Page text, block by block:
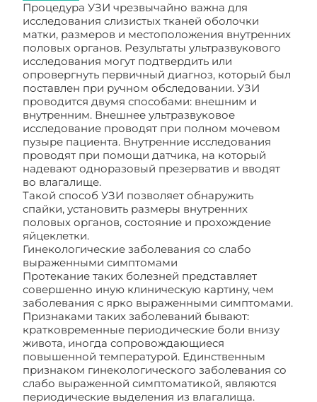
Процедура УЗИ чрезвычайно важна для
исследования слизистых тканей оболочки
матки, размеров и местоположения внутренних
половых органов. Результаты ультразвукового
исследования могут подтвердить или
опровергнуть первичный диагноз, который был
поставлен при ручном обследовании. УЗИ
проводится двумя способами: внешним и
внутренним. Внешнее ультразвуковое
исследование проводят при полном мочевом
пузыре пациента. Внутренние исследования
проводят при помощи датчика, на который
надевают одноразовый презерватив и вводят
во влагалище.
Такой способ УЗИ позволяет обнаружить
спайки, установить размеры внутренних
половых органов, состояние и прохождение
яйцеклетки.
Гинекологические заболевания со слабо
выраженными симптомами
Протекание таких болезней представляет
совершенно иную клиническую картину, чем
заболевания с ярко выраженными симптомами.
Признаками таких заболеваний бывают:
кратковременные периодические боли внизу
живота, иногда сопровождающиеся
повышенной температурой. Единственным
признаком гинекологического заболевания со
слабо выраженной симптоматикой, являются
периодические выделения из влагалища.